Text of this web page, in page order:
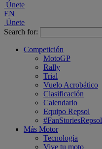
Únete
EN
Únete
Search for:
Competición
MotoGP
Rally
Trial
Vuelo Acrobático
Clasificación
Calendario
Equipo Repsol
#FanStoriesRepsol
Más Motor
Tecnología
Vive tu moto